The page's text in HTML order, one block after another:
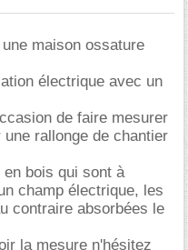
maison ossature
électrique avec un
de faire mesurer
rallonge de chantier
bois qui sont à
champ électrique, les
contraire absorbées le
la mesure n'hésitez